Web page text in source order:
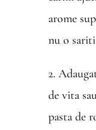
arome
nu o
2.
de vita
pasta de